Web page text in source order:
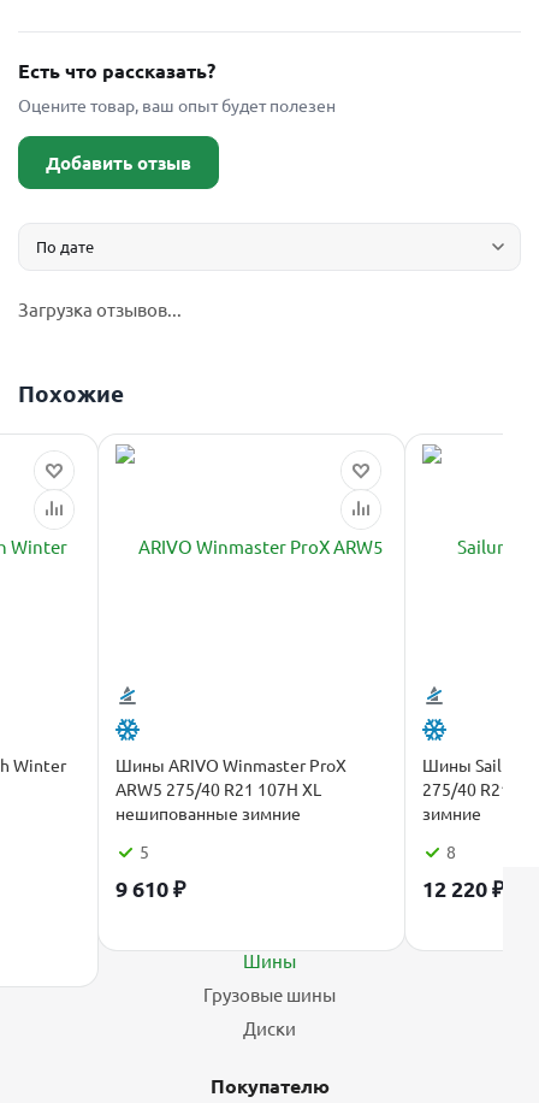
Есть что рассказать?
Оцените товар, ваш опыт будет полезен
Добавить отзыв
Загрузка отзывов...
Похожие
Winter
Шины ARIVO Winmaster ProX
ARW5 275/40 R21 107H XL
нешипованные зимние
5
9 610₽
Шины Sailun
275/40 R21
зимние
8
12 220₽
Шины
Грузовые шины
Диски
Покупателю